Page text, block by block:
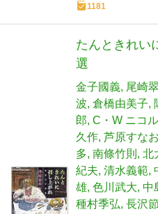
1181
たんときれい
選
金子國義 尾崎
波 倉橋由美子
郎 C・W ニコル
久作 芦原すなお
多 南條竹則 北
紀夫 清水義範
雄 色川武大 中
種村季弘 長沢節